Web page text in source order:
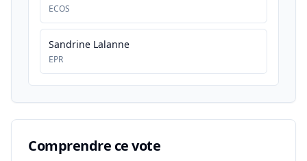
ECOS
Sandrine Lalanne
EPR
Comprendre ce vote